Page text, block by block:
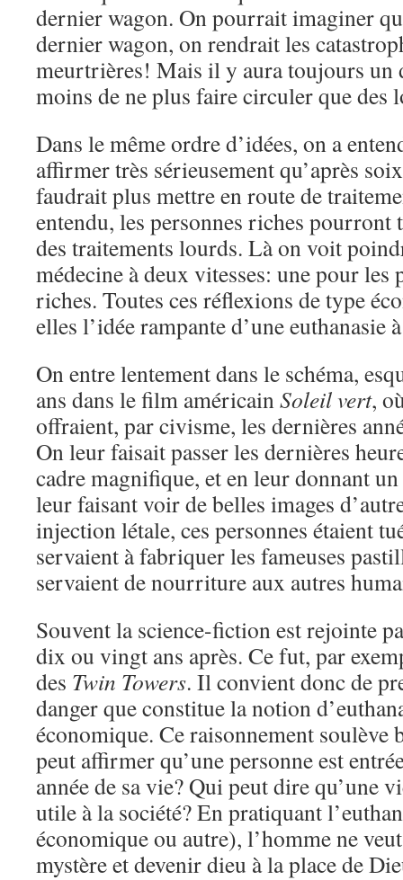
dernier wagon. On pourrait imaginer
dernier wagon, on rendrait les
meurtrières! Mais il y aura toujours
moins de ne plus faire circuler que des
Dans le même ordre d’idées, on a
affirmer très sérieusement qu’après
faudrait plus mettre en route de
entendu, les personnes riches pourront
des traitements lourds. Là on voit
médecine à deux vitesses: une pour les
riches. Toutes ces réflexions de type
elles l’idée rampante d’une euthanasie
On entre lentement dans le schéma,
ans dans le film américainSoleil vert,
offraient, par civisme, les dernières
On leur faisait passer les dernières
cadre magnifique, et en leur donnant
leur faisant voir de belles images
injection létale, ces personnes étaient
servaient à fabriquer les fameuses
servaient de nourriture aux autres
Souvent la science-fiction est rejointe
dix ou vingt ans après. Ce fut, par
des Twin Towers. Il convient donc de
danger que constitue la notion
économique. Ce raisonnement soulève
peut affirmer qu’une personne est
année de sa vie? Qui peut dire qu’une
utile à la société? En pratiquant
économique ou autre), l’homme ne
mystère et devenir dieu à la place de